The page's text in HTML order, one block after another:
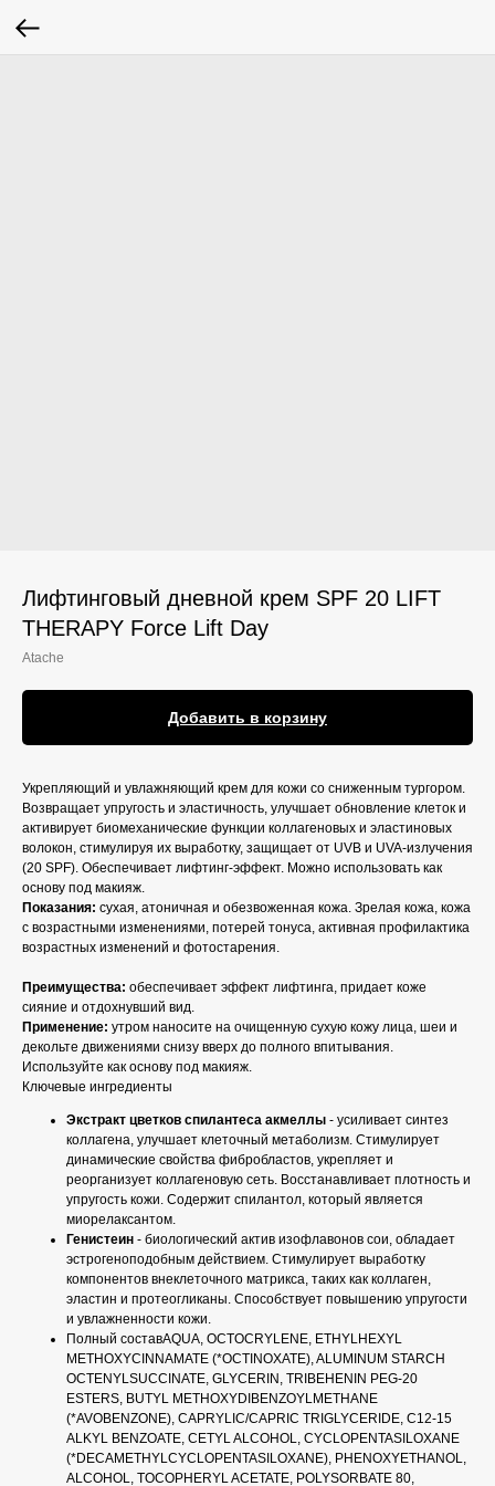
Лифтинговый дневной крем SPF 20 LIFT
THERAPY Force Lift Day
Atache
Добавить в корзину
Укрепляющий и увлажняющий крем для кожи со сниженным тургором.
Возвращает упругость и эластичность, улучшает обновление клеток и
активирует биомеханические функции коллагеновых и эластиновых
волокон, стимулируя их выработку, защищает от UVB и UVA-излучения
(20 SPF). Обеспечивает лифтинг-эффект. Можно использовать как
основу под макияж.
Показания: сухая, атоничная и обезвоженная кожа. Зрелая кожа, кожа
с возрастными изменениями, потерей тонуса, активная профилактика
возрастных изменений и фотостарения.
Преимущества: обеспечивает эффект лифтинга, придает коже
сияние и отдохнувший вид.
Применение: утром наносите на очищенную сухую кожу лица, шеи и
декольте движениями снизу вверх до полного впитывания.
Используйте как основу под макияж.
Ключевые ингредиенты
Экстракт цветков спилантеса акмеллы - усиливает синтез
коллагена, улучшает клеточный метаболизм. Стимулирует
динамические свойства фибробластов, укрепляет и
реорганизует коллагеновую сеть. Восстанавливает плотность и
упругость кожи. Содержит спилантол, который является
миорелаксантом.
Генистеин - биологический актив изофлавонов сои, обладает
эстрогеноподобным действием. Стимулирует выработку
компонентов внеклеточного матрикса, таких как коллаген,
эластин и протеогликаны. Способствует повышению упругости
и увлажненности кожи.
Полный составAQUA, OCTOCRYLENE, ETHYLHEXYL
METHOXYCINNAMATE (*OCTINOXATE), ALUMINUM STARCH
OCTENYLSUCCINATE, GLYCERIN, TRIBEHENIN PEG-20
ESTERS, BUTYL METHOXYDIBENZOYLMETHANE
(*AVOBENZONE), CAPRYLIC/CAPRIC TRIGLYCERIDE, C12-15
ALKYL BENZOATE, CETYL ALCOHOL, CYCLOPENTASILOXANE
(*DECAMETHYLCYCLOPENTASILOXANE), PHENOXYETHANOL,
ALCOHOL, TOCOPHERYL ACETATE, POLYSORBATE 80,